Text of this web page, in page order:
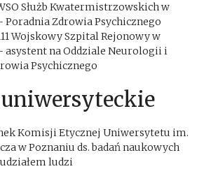
Służb Kwatermistrzowskich w
Poradnia Zdrowia Psychicznego
Wojskowy Szpital Rejonowy w
asystent na Oddziale Neurologii i
Psychicznego
Komisji Etycznej Uniwersytetu im.
w Poznaniu ds. badań naukowych
ludzi